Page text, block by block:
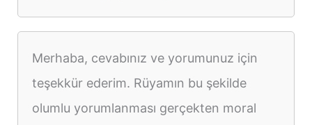
Merhaba, cevabınız ve yorumunuz için
teşekkür ederim. Rüyamın bu şekilde
olumlu yorumlanması gerçekten moral